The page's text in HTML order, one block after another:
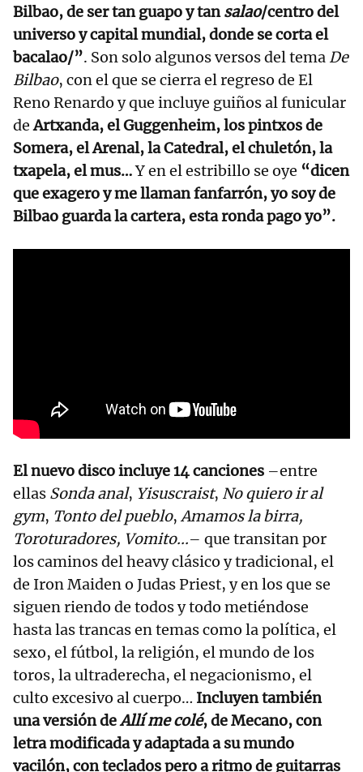
Bilbao, de ser tan guapo y tansalao/centro del
universo y capital mundial, donde se corta el
bacalao/”. Son solo algunos versos del tema De
Bilbao, con el que se cierra el regreso de El
Reno Renardo y que incluye guiños al funicular
deArtxanda, el Guggenheim, los pintxos de
Somera, el Arenal, la Catedral, el chuletón, la
txapela, el mus…Y en el estribillo se oye “dicen
que exagero y me llaman fanfarrón, yo soy de
Bilbao guarda la cartera, esta ronda pago yo”.
El nuevo disco incluye 14 canciones –entre
ellas Sonda anal, Yisuscraist, No quiero ir al
gym, Tonto del pueblo,Amamos la birra,
Toroturadores, Vomito...– que transitan por
los caminos del heavy clásico y tradicional, el
de Iron Maiden o Judas Priest, y en los que se
siguen riendo de todos y todo metiéndose
hasta las trancas en temas como la política, el
sexo, el fútbol, la religión, el mundo de los
toros, la ultraderecha, el negacionismo, el
culto excesivo al cuerpo… Incluyen también
una versión deAllí me colé, de Mecano, con
letra modificada y adaptada a su mundo
vacilón, con teclados pero a ritmo de guitarras